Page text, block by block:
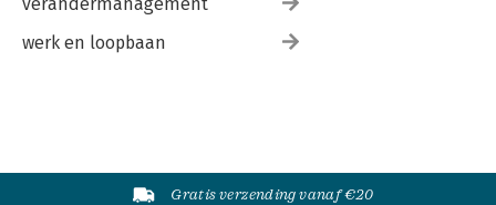
werk en loopbaan
Gratis verzending vanaf €20